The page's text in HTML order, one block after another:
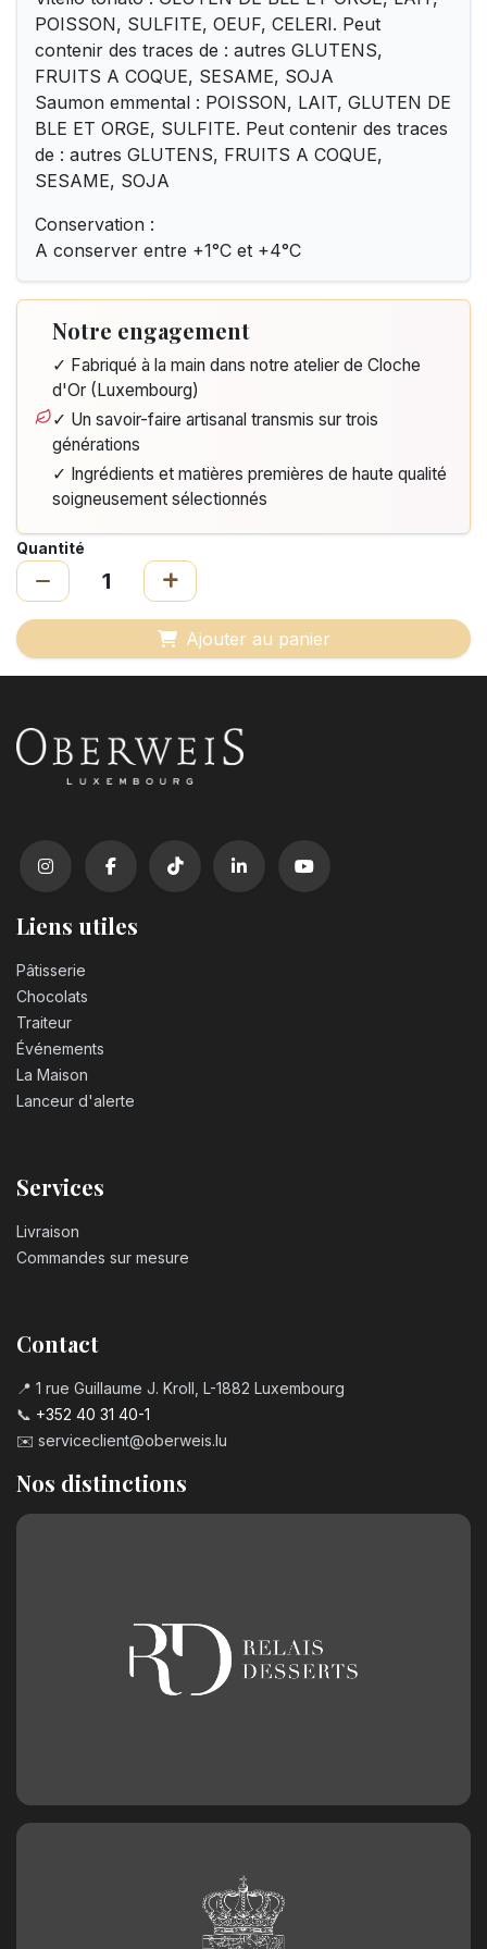
POISSON, SULFITE, OEUF, CELERI. Peut
contenir des traces de : autres GLUTENS,
FRUITS A COQUE, SESAME, SOJA
Saumon emmental : POISSON, LAIT, GLUTEN DE
BLE ET ORGE, SULFITE. Peut contenir des traces
de : autres GLUTENS, FRUITS A COQUE,
SESAME, SOJA
Conservation :
A conserver entre +1°C et +4°C
Notre engagement
✓ Fabriqué à la main dans notre atelier de Cloche
d'Or (Luxembourg)
✓ Un savoir-faire artisanal transmis sur trois
générations
✓ Ingrédients et matières premières de haute qualité
soigneusement sélectionnés
Quantité
Ajouter au panier
Liens utiles
Pâtisserie
Chocolats
Traiteur
Événements
La Maison
Lanceur d'alerte
Services
Livraison
Commandes sur mesure
Contact
📍 1 rue Guillaume J. Kroll, L-1882 Luxembourg
📞 +352 40 31 40-1
✉️ serviceclient@oberweis.lu
Nos distinctions